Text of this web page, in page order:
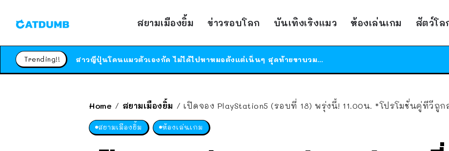
สยามเมืองยิ้ม ข่าวรอบโลก บันเทิงเริงแมว ห้องเล่นเกม สัตว์โล
Trending!!
ร้านอาหารในนิวยอร์กประกาศปิดตัวลง หลังอยู่มานานกว่า 45 ปี ติดป้ายขอบคุณลูกค้าทุกคน แถมสูตรทำไวท์ซอสให้แบบจัดเต็ม
ได้เวลาเด็กหนวดรวมตัว RF Online Next เปิดให้เล่นแล้ว เกม Sci-Fi MMORPG ระดับตำนาน เล่นได้ทั้งมือถือและ PC
Home / สยามเมืองยิ้ม / เปิดจอง PlayStation5 (รอบที่ 18) พรุ่งนี้! 11.00น. *โปรโมชั่นคู่ทีวีถูก
สยามเมืองยิ้ม ห้องเล่นเกม